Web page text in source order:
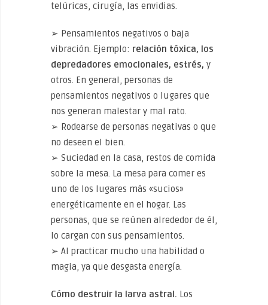
telúricas, cirugía, las envidias.
➢ Pensamientos negativos o baja
vibración. Ejemplo: relación tóxica, los
depredadores emocionales, estrés, y
otros. En general, personas de
pensamientos negativos o lugares que
nos generan malestar y mal rato.
➢ Rodearse de personas negativas o que
no deseen el bien.
➢ Suciedad en la casa, restos de comida
sobre la mesa. La mesa para comer es
uno de los lugares más «sucios»
energéticamente en el hogar. Las
personas, que se reúnen alrededor de él,
lo cargan con sus pensamientos.
➢ Al practicar mucho una habilidad o
magia, ya que desgasta energía.
Cómo destruir la larva astral. Los